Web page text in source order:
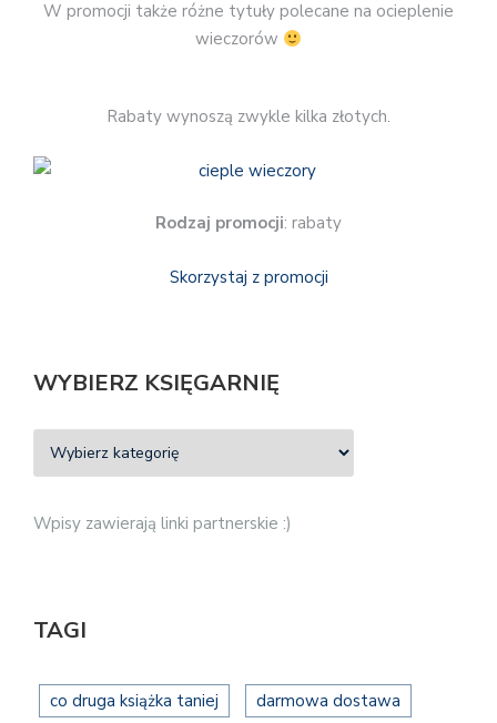
W promocji także różne tytuły polecane na ocieplenie
wieczorów
Rabaty wynoszą zwykle kilka złotych.
Rodzaj promocji: rabaty
Skorzystaj z promocji
WYBIERZ KSIĘGARNIĘ
Wpisy zawierają linki partnerskie :)
TAGI
co druga książka taniej darmowa dostawa